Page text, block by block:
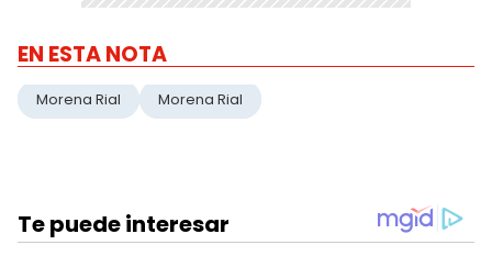
EN ESTA NOTA
Morena Rial Morena Rial